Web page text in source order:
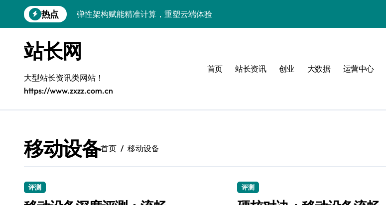
到
热点
弹性架构赋能精准计算，重塑云端体验
5G赋能前端革新，重塑移动互联体验
鸿蒙云架构下弹性计算优化探索
计算机视觉索引漏洞深度剖析与修复
弹性计算重塑云架构：降本增效实战指南
弹性计算赋能客户端云架构优化
科技赋能：系统容器智能优化，高效编排促服务器性能飙升
站长网
大型站长资讯类网站！
https://www.zxzz.com.cn
首页 站长资讯 创业 大数据 运营中心
移动设备首页 移动设备
评测 评测